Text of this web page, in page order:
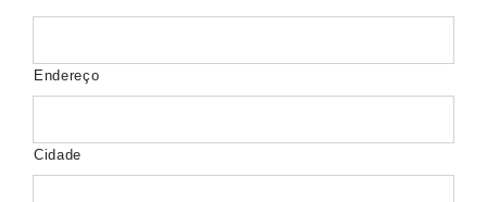
Endereço
Cidade